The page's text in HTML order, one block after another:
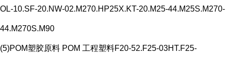
OL-10.SF-20.NW-02.M270.HP25X.KT-20.M25-44.M25S.M270-
44.M270S.M90
(5)POM塑胶原料 POM 工程塑料F20-52.F25-03HT.F25-